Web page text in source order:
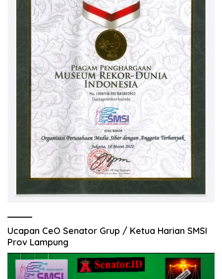
Ucapan CeO Senator Grup / Ketua Harian SMSI
Prov Lampung